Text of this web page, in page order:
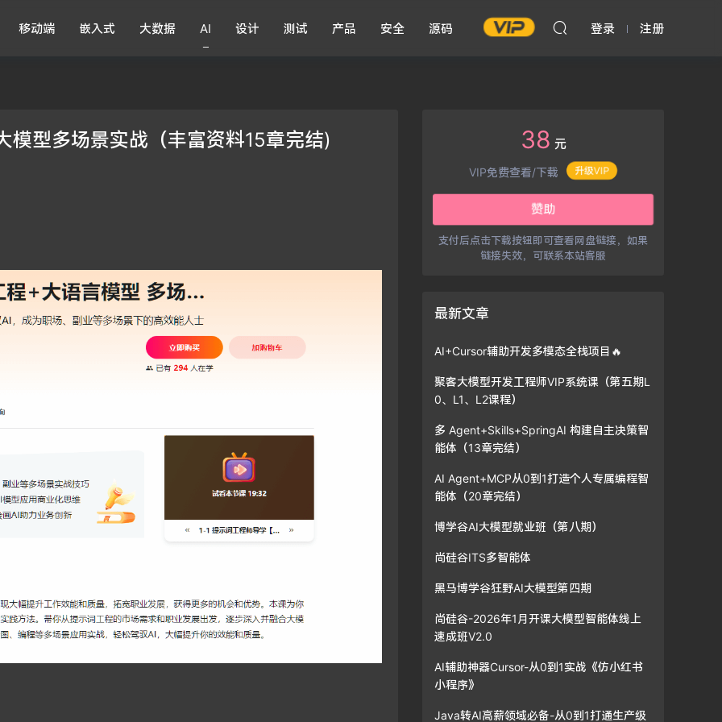
移动端 嵌入式 大数据 AI 设计 测试 产品 安全 源码 登录 注册
型多场景实战（丰富资料15章完结) 38 元
VIP免费查看/下载 升级VIP
赞助
支付后点击下载按钮即可查看网盘链接，如果
链接失效，可联系本站客服
最新文章
AI+Cursor辅助开发多模态全栈项目🔥
聚客大模型开发工程师VIP系统课（第五期L
0、L1、L2课程）
多 Agent+Skills+SpringAI 构建自主决策智
能体（13章完结）
AI Agent+MCP从0到1打造个人专属编程智
能体（20章完结）
博学谷AI大模型就业班（第八期）
尚硅谷ITS多智能体
黑马博学谷狂野AI大模型第四期
尚硅谷-2026年1月开课大模型智能体线上
速成班V2.0
AI辅助神器Cursor-从0到1实战《仿小红书
小程序》
Java转AI高薪领域必备-从0到1打通生产级